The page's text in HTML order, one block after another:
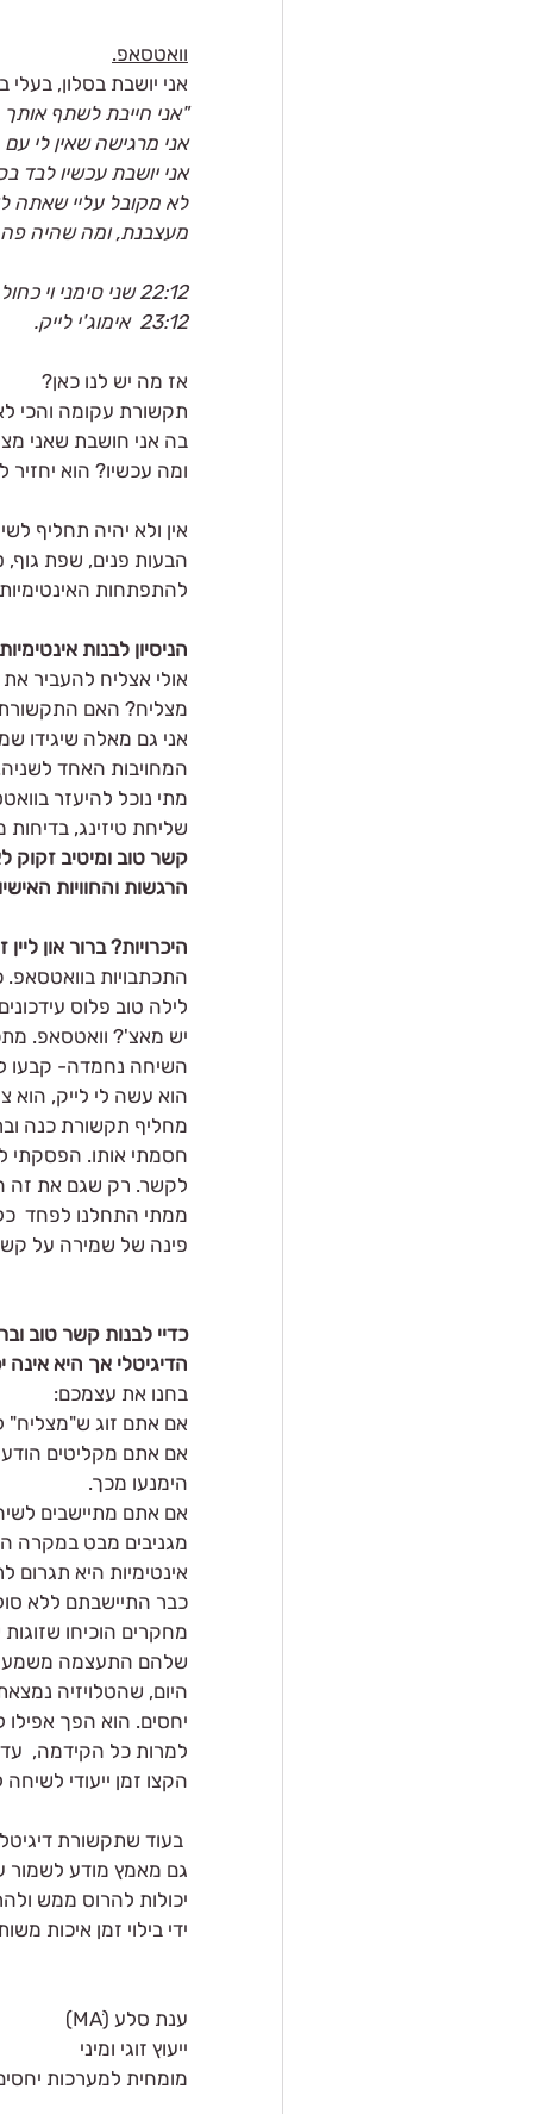
וואטסאפ.
אני יושבת בסלון,
"אני חייבת לשתף
אני מרגישה שאין לי
אני יושבת עכשיו לבד
לא מקובל עליי שאתה
מעצבנת, ומה שהיה
22:12 שני סימני וי כחול
23:12  אימוג'י לייק.
אז מה יש לנו כאן?
תקשורת עקומה והכי
בה אני חושבת שאני
ומה עכשיו? הוא
אין ולא יהיה תחליף
הבעות פנים, שפת גוף,
להתפתחות
הניסיון לבנות
אולי אצליח להעביר
מצליח? האם התקשורת
אני גם מאלה שיגידו
המחויבות האחד
מתי נוכל להיעזר
שליחת טיזינג, בדיחות
קשר טוב ומיטיב זקוק
הרגשות והחוויות
היכרויות? ברור און
התכתבויות
לילה טוב פלוס
יש מאצ'? וואטסאפ.
השיחה נחמדה- קבעו
הוא עשה לי לייק, הוא
מחליף תקשורת כנה
חסמתי אותו. הפסקתי
לקשר. רק שגם את זה
ממתי התחלנו לפחד
פינה של שמירה על
כדיי לבנות קשר טוב
הדיגיטלי אך היא אינה
בחנו את עצמכם:
אם אתם זוג ש"מצליח"
אם אתם מקליטים
הימנעו מכך.
אם אתם מתיישבים
מגניבים מבט במקרה
אינטימיות היא תגרום
כבר התיישבתם ללא
מחקרים הוכיחו
שלהם התעצמה
היום, שהטלויזיה
יחסים. הוא הפך אפילו
למרות כל הקידמה,
הקצו זמן ייעודי
בעוד שתקשורת
גם מאמץ מודע לשמור
יכולות להרוס ממש
ידי בילוי זמן איכות
ענת סלע (MAׂ)
ייעוץ זוגי ומיני
מומחית למערכות